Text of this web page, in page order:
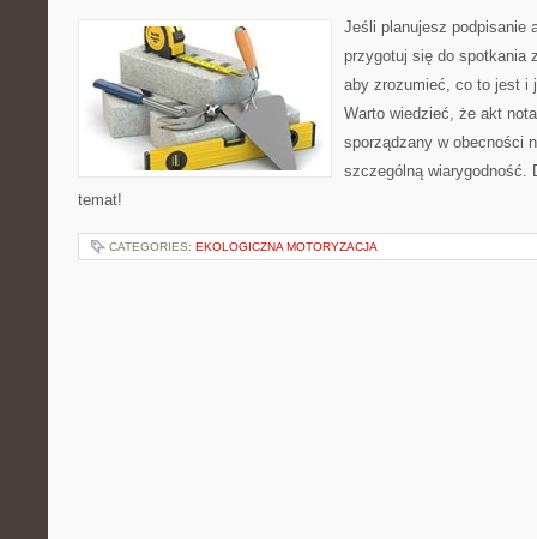
Jeśli planujesz podpisanie
przygotuj się do spotkania
aby zrozumieć, co to jest i
Warto wiedzieć, że akt
sporządzany w obecności
szczególną wiarygodność.
temat!
CATEGORIES: EKOLOGICZNA MOTORYZACJA